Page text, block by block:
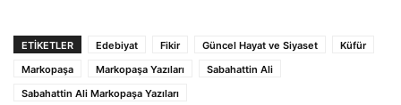
ETIKETLER Edebiyat Fikir Güncel Hayat ve Siyaset
Küfür
Markopaşa
Markopaşa Yazıları
Sabahattin Ali
Sabahattin Ali Markopaşa Yazıları